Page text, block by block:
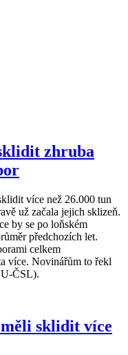
zhruba
více než 26.000 tun
už začala jejich sklizeň.
by se po loňském
předchozích let.
celkem
více. Novinářům to řekl
ČSL).
sklidit více